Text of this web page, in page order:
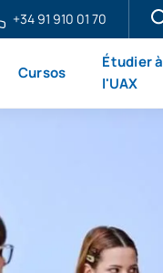
+34 91 910 01 70
Cursos
Étudier à
l'UAX